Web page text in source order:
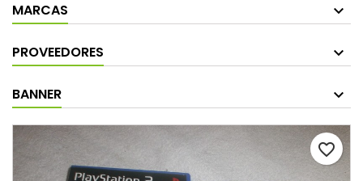
MARCAS
PROVEEDORES
BANNER
favorite_border